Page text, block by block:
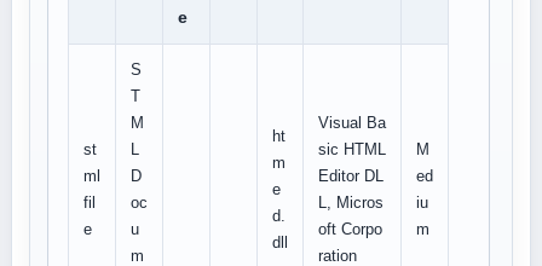
e
st
ml
fil
e
S
T
M
L
D
oc
u
m
ht
m
e
d.
dll
Visual Ba
sic HTML
Editor DL
L, Micros
oft Corpo
ration
M
ed
iu
m